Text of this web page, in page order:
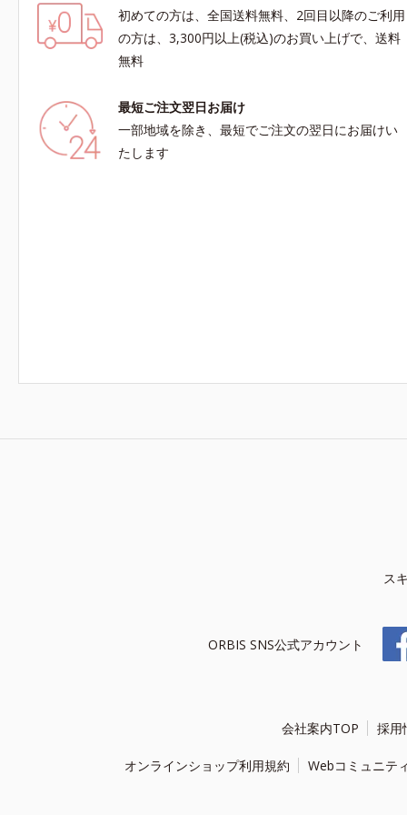
初めての方は、全国送料無料、2回目以降のご利用
の方は、3,300円以上(税込)のお買い上げで、送料
無料
最短ご注文翌日お届け
一部地域を除き、最短でご注文の翌日にお届けい
たします
ス
ORBIS SNS公式アカウント
会社案内TOP 採用
オンラインショップ利用規約 Webコミュニテ